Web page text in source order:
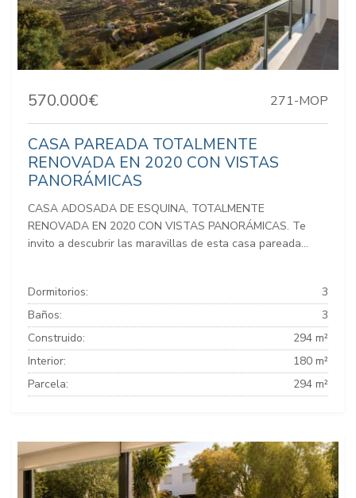
570.000€ 271-MOP
CASA PAREADA TOTALMENTE
RENOVADA EN 2020 CON VISTAS
PANORÁMICAS
CASA ADOSADA DE ESQUINA, TOTALMENTE
RENOVADA EN 2020 CON VISTAS PANORÁMICAS. Te
invito a descubrir las maravillas de esta casa pareada...
Dormitorios:
3
Baños:
3
Construido:
294 m²
Interior:
180 m²
Parcela:
294 m²